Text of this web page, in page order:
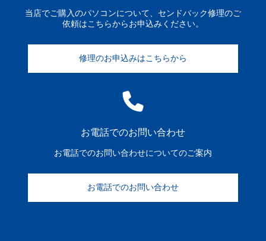
当店でご購入のパソコンについて、センドバック修理のご
依頼はこちらからお申込みください。
修理のお申込みはこちらから
お電話でのお問い合わせ
お電話でのお問い合わせについてのご案内
お電話でのお問い合わせ